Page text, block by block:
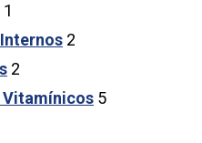
1
2
2
Vitamínicos 5